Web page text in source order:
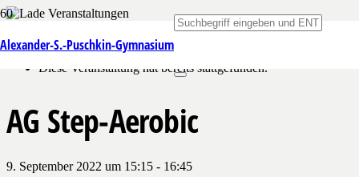
Alexander-S.-Puschkin-Gymnasium
« Alle Veranstaltungen
Diese Veranstaltung hat bereits stattgefunden.
AG Step-Aerobic
9. September 2022 um 15:15 - 16:45